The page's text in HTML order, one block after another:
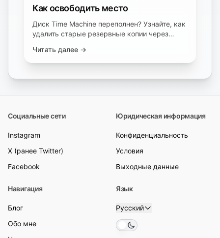
Как освободить место
Диск Time Machine переполнен? Узнайте, как
удалить старые резервные копии через
копию» часто не работает.
Читать далее →
Социальные сети
Instagram
X (ранее Twitter)
Facebook
Юридическая информация
Конфиденциальность
Условия
Выходные данные
Навигация
Блог
Обо мне
Язык
Русский
Toggle theme